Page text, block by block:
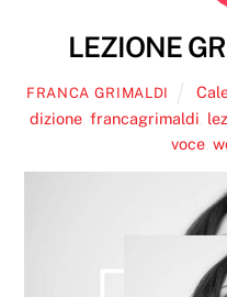
LEZIONE
FRANCA GRIMALDI
dizione francagrimaldi
voce